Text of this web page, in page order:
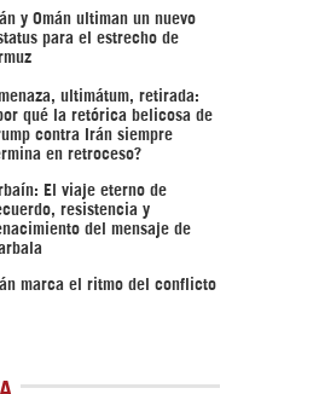
y Omán ultiman un nuevo
para el estrecho de
ultimátum, retirada:
qué la retórica belicosa de
contra Irán siempre
en retroceso?
El viaje eterno de
resistencia y
del mensaje de
marca el ritmo del conflicto